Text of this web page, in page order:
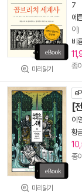
미리읽기
7
에
이)
비
종
미리읽기
[
이
황
종